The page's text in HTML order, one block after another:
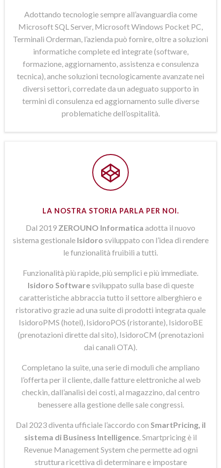
Adottando tecnologie sempre all’avanguardia come
Microsoft SQL Server, Microsoft Windows Pocket PC,
Terminali Orderman, l’azienda può fornire, oltre a soluzioni
informatiche complete ed integrate (software,
formazione, aggiornamento, assistenza e consulenza
tecnica), anche soluzioni tecnologicamente avanzate nei
diversi settori, corredate da un adeguato supporto in
termini di consulenza ed aggiornamento sulle diverse
problematiche dell’ospitalità.
LA NOSTRA STORIA PARLA PER NOI.
Dal 2019 ZEROUNO Informatica adotta il nuovo
sistema gestionale Isidoro sviluppato con l’idea di rendere
le funzionalità fruibili a tutti.
Funzionalità più rapide, più semplici e più immediate.
Isidoro Softwaresviluppato sulla base di queste
caratteristiche abbraccia tutto il settore alberghiero e
ristorativo grazie ad una suite di prodotti integrata quale
IsidoroPMS (hotel), IsidoroPOS (ristorante), IsidoroBE
(prenotazioni dirette dal sito), IsidoroCM (prenotazioni
dai canali OTA).
Completano la suite, una serie di moduli che ampliano
l’offerta per il cliente, dalle fatture elettroniche al web
checkin, dall’analisi dei costi, al magazzino, dal centro
benessere alla gestione delle sale congressi.
Dal 2023 diventa ufficiale l’accordo con SmartPricing, il
sistema di Business Intelligence . Smartpricing è il
Revenue Management System che permette ad ogni
struttura ricettiva di determinare e impostare